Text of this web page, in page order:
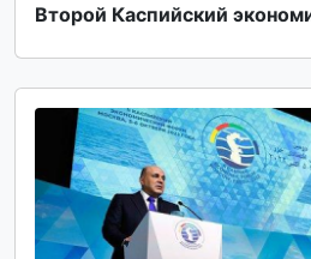
Второй Каспийский